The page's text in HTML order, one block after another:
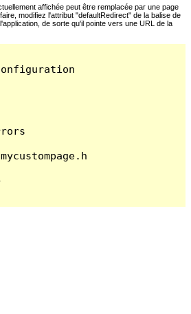
affichée peut être remplacée par une page
modifiez l'attribut "defaultRedirect" de la balise de
de sorte qu'il pointe vers une URL de la